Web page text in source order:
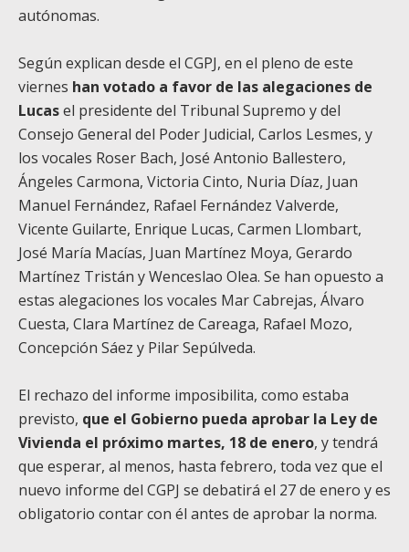
autónomas.
Según explican desde el CGPJ, en el pleno de este
viernes han votado a favor de las alegaciones de
Lucasel presidente del Tribunal Supremo y del
Consejo General del Poder Judicial, Carlos Lesmes, y
los vocales Roser Bach, José Antonio Ballestero,
Ángeles Carmona, Victoria Cinto, Nuria Díaz, Juan
Manuel Fernández, Rafael Fernández Valverde,
Vicente Guilarte, Enrique Lucas, Carmen Llombart,
José María Macías, Juan Martínez Moya, Gerardo
Martínez Tristán y Wenceslao Olea. Se han opuesto a
estas alegaciones los vocales Mar Cabrejas, Álvaro
Cuesta, Clara Martínez de Careaga, Rafael Mozo,
Concepción Sáez y Pilar Sepúlveda.
El rechazo del informe imposibilita, como estaba
previsto, que el Gobierno pueda aprobar la Ley de
Vivienda el próximo martes, 18 de enero, y tendrá
que esperar, al menos, hasta febrero, toda vez que el
nuevo informe del CGPJ se debatirá el 27 de enero y es
obligatorio contar con él antes de aprobar la norma.